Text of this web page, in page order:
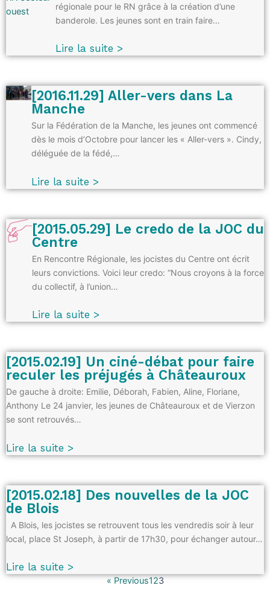
régionale pour le RN grâce à la création d’une
banderole. Les jeunes sont en train faire…
Lire la suite >
[2016.11.29] Aller-vers dans La
Manche
Sur la Fédération de la Manche, les jeunes ont commencé
dès le mois d’Octobre pour lancer les « Aller-vers ». Cindy,
déléguée de la fédé,…
Lire la suite >
[2015.05.29] Le credo de la JOC du
Centre
En Rencontre Régionale, les jocistes du Centre ont écrit
leurs convictions. Voici leur credo: “Nous croyons à la force
du collectif, à l’union…
Lire la suite >
[2015.02.19] Un ciné-débat pour faire
reculer les préjugés à Châteauroux
De gauche à droite: Emilie, Déborah, Fabien, Aline, Floriane,
Anthony Le 24 janvier, les jeunes de Châteauroux et de Vierzon
se sont retrouvés…
Lire la suite >
[2015.02.18] Des nouvelles de la JOC
de Blois
A Blois, les jocistes se retrouvent tous les vendredis soir à leur
local, place St Joseph, à partir de 17h30, pour échanger autour…
Lire la suite >
« Previous123